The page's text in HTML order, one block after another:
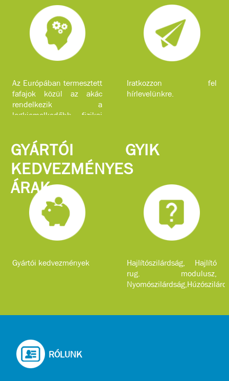
Az Európában termesztett
fafajok közül az akác
rendelkezik a
legkiemelkedőbb fizikai
Iratkozzon fel
hírlevelünkre.
GYÁRTÓI
KEDVEZMÉNYES
ÁRAK
Gyártói kedvezmények
GYIK
Hajlítószilárdság, Hajlító
rug. modulusz,
RÓLUNK